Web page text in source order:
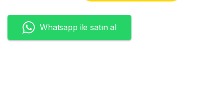
Whatsapp ile satın al